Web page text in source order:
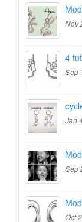
Nov
4
Sep
Jan
Sep
Oct